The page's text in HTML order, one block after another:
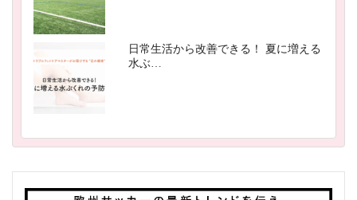
日常生活から改善できる！ 夏に増える
水ぶ…